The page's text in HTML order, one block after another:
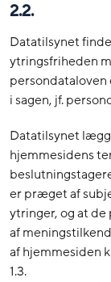
2.2.
Datatilsynet
ytringsfriheden
i sagen, jf.
Datatilsynet
hjemmesidens
er præget af
ytringer, og at de
af
af hjemmesiden
1.3.